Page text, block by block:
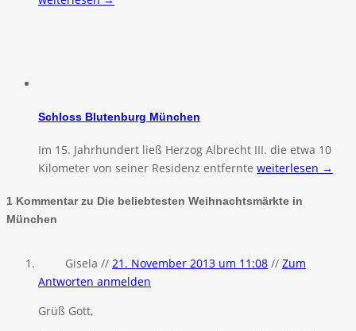
Schloss Blutenburg München
Im 15. Jahrhundert ließ Herzog Albrecht III. die etwa 10
Kilometer von seiner Residenz entfernte weiterlesen →
1 Kommentar zu Die beliebtesten Weihnachtsmärkte in
München
Gisela // 21. November 2013 um 11:08 // Zum
Antworten anmelden
Grüß Gott,